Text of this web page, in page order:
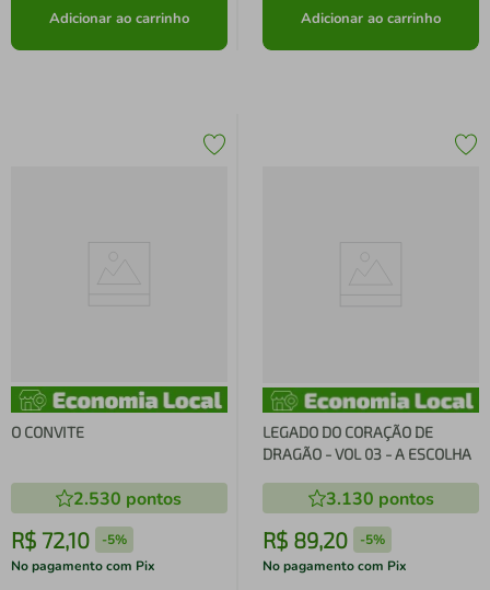
Adicionar ao carrinho Adicionar ao carrinho
O CONVITE
2.530 pontos
R$ 72,10 -5%
No pagamento com Pix
LEGADO DO CORAÇÃO DE
DRAGÃO - VOL 03 - A ESCOLHA
3.130 pontos
R$ 89,20 -5%
No pagamento com Pix